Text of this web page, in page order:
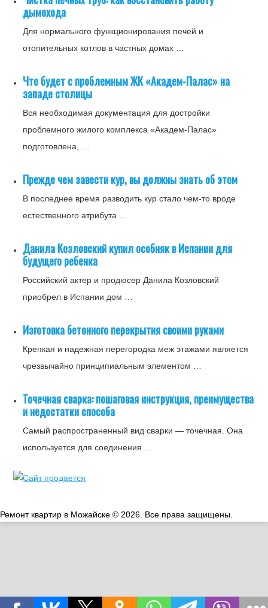
дымохода
Для нормального функционирования печей и
отопительных котлов в частных домах …
Что будет с проблемным ЖК «Академ-Палас» на
западе столицы
Вся необходимая документация для достройки
проблемного жилого комплекса «Академ-Палас»
подготовлена, …
Прежде чем завести кур, вы должны знать об этом
В последнее время разводить кур стало чем-то вроде
естественного атрибута …
Данила Козловский купил особняк в Испании для
будущего ребенка
Российский актер и продюсер Данила Козловский
приобрел в Испании дом …
Изготовка бетонного перекрытия своими руками
Крепкая и надежная перегородка меж этажами является
чрезвычайно принципиальным элементом …
Точечная сварка: пошаговая инструкция, преимущества
и недостатки способа
Самый распространенный вид сварки — точечная. Она
используется для соединения …
Ремонт квартир в Можайске © 2026. Все права защищены.